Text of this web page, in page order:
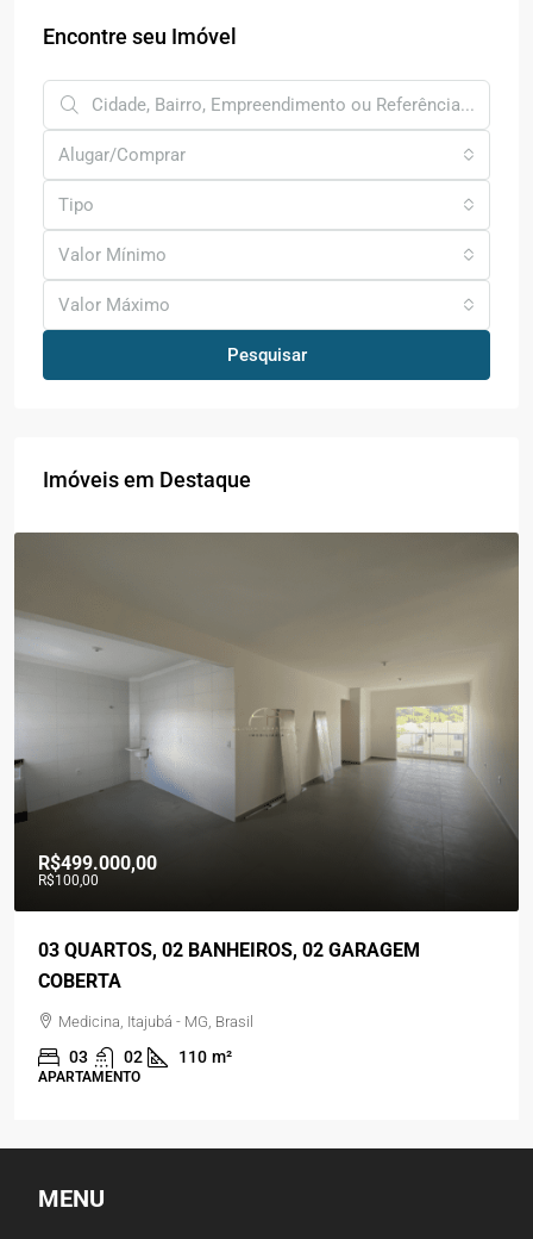
Encontre seu Imóvel
Alugar/Comprar
Tipo
Valor Mínimo
Valor Máximo
Pesquisar
Imóveis em Destaque
R$560.000,00
03 QUARTOS, 02 BANHEIROS, ÁREA GOURMET, 02
VAGAS DE GARAGENS
Residencial Jardim Panorama, Piranguinho - MG, Brasil
03 02
CASA
MENU